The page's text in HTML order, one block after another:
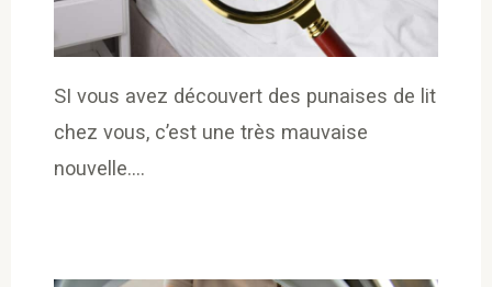
SI vous avez découvert des punaises de lit
chez vous, c’est une très mauvaise
nouvelle.…